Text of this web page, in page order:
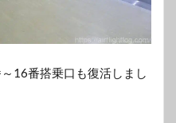
16番搭乗口も復活しまし